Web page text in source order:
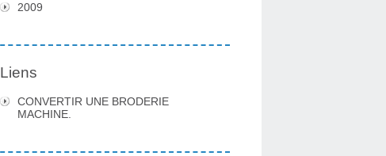
2009
Liens
CONVERTIR UNE BRODERIE
MACHINE.